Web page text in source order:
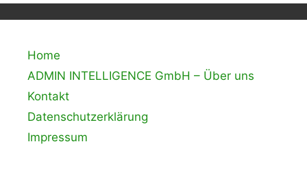
Home
ADMIN INTELLIGENCE GmbH – Über uns
Kontakt
Datenschutzerklärung
Impressum